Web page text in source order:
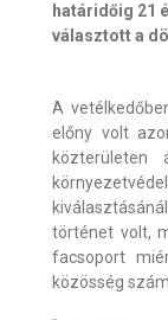
határidőig 21
választott a
A
előny volt
történet volt,
facsoport
közösség